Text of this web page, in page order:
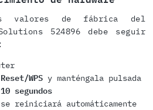
valores de fábrica del
524896 debe seguir
WPSy manténgala pulsada
10 segundos
reiniciará automáticamente